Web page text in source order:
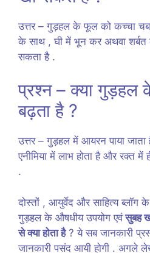
उत्तर – गुड़हल के फूल को कच्चा
के साथ , घी में भून कर अथवा शर्बत
सकता है .
प्रश्न – क्या
बढ़ता है ?
उत्तर – गुड़हल में आयरन पाया
एनीमिया में लाभ होता है और रक्त में
.
दोस्तों , आयुर्वेद और साहित्य
गुड़हल के औषधीय उपयोग एवंसुबह
से क्या होता है? ये सब जानकारी
जानकारी पसंद आयी होगी . अगले